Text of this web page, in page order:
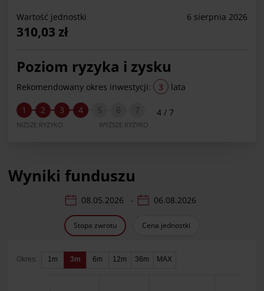
Wartość jednostki 6 sierpnia 2026
310,03 zł
Poziom ryzyka i zysku
Rekomendowany okres inwestycji: 3 lata
1 2 3 4 5 6 7
NIŻSZE RYZYKO WYŻSZE RYZYKO
4 / 7
Wyniki funduszu
data od: - data do:
Stopa zwrotu Cena jednostki
Okres: 1m 3m 6m 12m 36m MAX